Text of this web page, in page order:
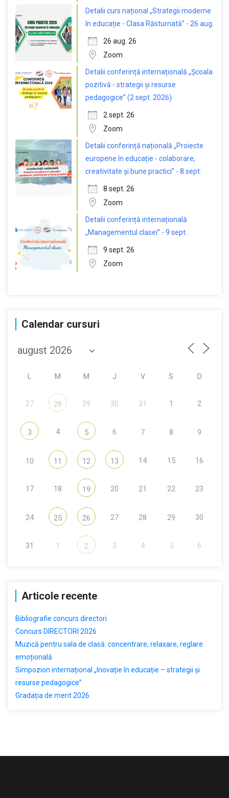
Detalii curs național „Strategii moderne
în educație - Clasa Răsturnată” - 26 aug.
26 aug. 26
Zoom
Detalii conferință internațională „Școala
pozitivă - strategii și resurse
pedagogice” (2 sept. 2026)
2 sept. 26
Zoom
Detalii conferință națională „Proiecte
europene în educație - colaborare,
creativitate și bune practici” - 8 sept.
8 sept. 26
Zoom
Detalii conferință internațională
„Managementul clasei” - 9 sept.
9 sept. 26
Zoom
Calendar cursuri
M M J V S D
27 28 29 30 31 1 2
3 4 5 6 7 8 9
10 11 12 13 14 15 16
17 18 19 20 21 22 23
24 25 26 27 28 29 30
31 1 2 3 4 5 6
Articole recente
Bibliografie concurs directori
Concurs DIRECTORI 2026
Muzică pentru sala de clasă: concentrare, relaxare, reglare
emoțională
Simpozion internațional „Inovație în educație – strategii și
resurse pedagogice”
Gradația de merit 2026